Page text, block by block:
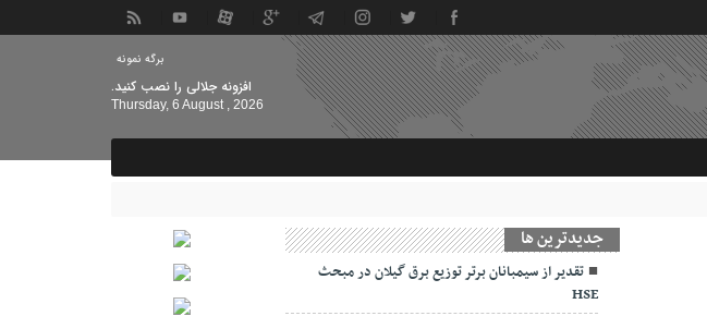
برگه نمونه
افزونه جلالی را نصب کنید.
Thursday, 6 August , 2026
جديدترين ها
تقدیر از سیمبانان برتر توزیع برق گیلان در مبحث
HSE